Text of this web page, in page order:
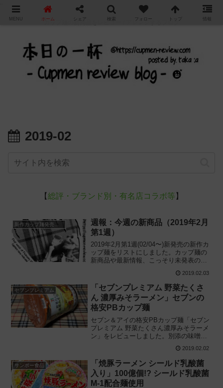
カップ麺の新商品をレビュー / アレンジするブログ
2019-02
【総評・ブランド別・有名店コラボ等 】
新作カップ麺発売予定
週報：今週の新商品（2019年2月
第1週）
2019年2月第1週(02/04〜)新発売の新作カ
ップ麺をリストにしました。カップ麺の
新商品や最新情報、こっそり未発表のタ
新製品や話題のニュースが気になる方は
チェックしてみてください。
2019.02.03
セブンプレミアム
「セブンプレミアム 野菜たくさ
ん 濃厚みそラーメン」セブンの
格安PBカップ麺
セブン＆アイの格安PBカップ麺「セブン
プレミアム 野菜たくさん濃厚みそラーメ
ン」をレビューしました。別添の味噌だ
トのスーパー向け縦型PBカップ麺を実際
に食べてみた感想に基づき評価します。
2019.02.02
サンポー食品
「焼豚ラーメン シールド乳酸菌
入り」100億個!? シールド乳酸菌
M-1配合麺使用
MENU ホーム シェア 検索 フォロー トップ 情報